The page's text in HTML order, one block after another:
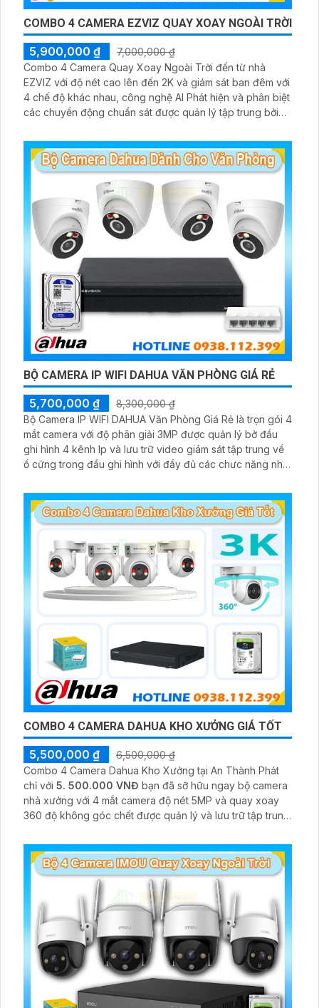
COMBO 4 CAMERA EZVIZ QUAY XOAY NGOÀI TRỜI
5,900,000 ₫
7,000,000 ₫
Combo 4 Camera Quay Xoay Ngoài Trời đến từ nhà
EZVIZ với độ nét cao lên đến 2K và giám sát ban đêm với
4 chế độ khác nhau, công nghệ AI Phát hiện và phân biệt
các chuyển động chuẩn sát được quản lý tập trung bởi
BỘ CAMERA IP WIFI DAHUA VĂN PHÒNG GIÁ RẺ
5,700,000 ₫
8,300,000 ₫
Bộ Camera IP WIFI DAHUA Văn Phòng Giá Rẻ là trọn gói 4
mắt camera với độ phân giải 3MP được quản lý bở đầu
ghi hình 4 kênh Ip và lưu trữ video giám sát tập trung về
ổ cứng trong đầu ghi hình với đầy đủ các chưc năng như
giám sát có màu vào ban đêm
COMBO 4 CAMERA DAHUA KHO XƯỞNG GIÁ TỐT
5,500,000 ₫
6,500,000 ₫
Combo 4 Camera Dahua Kho Xưởng tại An Thành Phát
chỉ với 5. 500.000 VNĐ bạn đã sỡ hữu ngay bộ camera
nhà xưởng với 4 mắt camera độ nét 5MP và quay xoay
360 độ không góc chết được quản lý và lưu trữ tập trung